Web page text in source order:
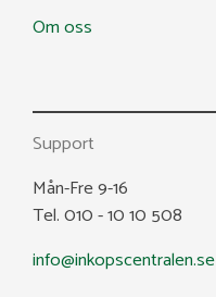
Om oss
Support
Mån-Fre 9-16
Tel. 010 - 10 10 508
info@inkopscentralen.se